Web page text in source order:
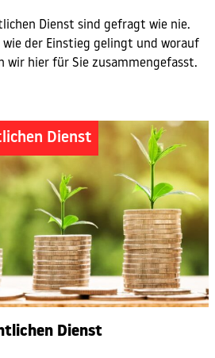
Dienst sind gefragt wie nie.
wie der Einstieg gelingt und worauf
wir hier für Sie zusammengefasst.
Dienst
Dienst